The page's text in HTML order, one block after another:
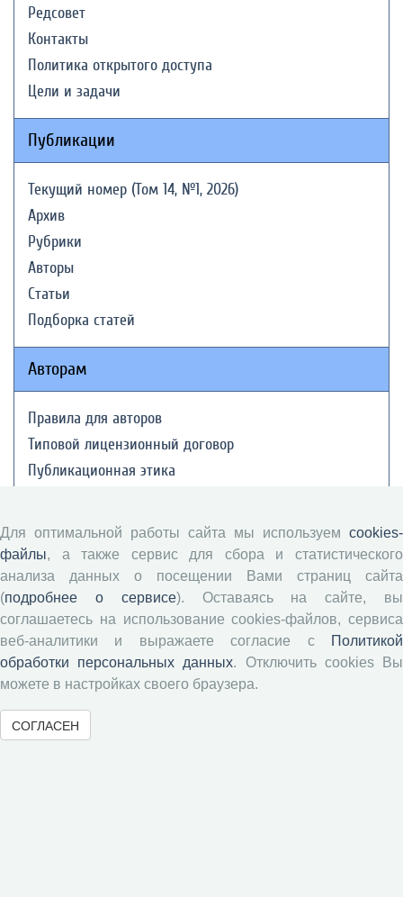
Редсовет
Контакты
Политика открытого доступа
Цели и задачи
Публикации
Текущий номер (Том 14, №1, 2026)
Архив
Рубрики
Авторы
Статьи
Подборка статей
Авторам
Правила для авторов
Типовой лицензионный договор
Публикационная этика
Авторские права
Рецензентам
Памятка рецензенту
Положение о рецензировании
Форма рецензии
Журналы ВолНЦ РАН
Для оптимальной работы сайта мы используем cookies-
файлы, а также сервис для сбора и статистического
анализа данных о посещении Вами страниц сайта
(подробнее о сервисе). Оставаясь на сайте, вы
соглашаетесь на использование cookies-файлов, сервиса
веб-аналитики и выражаете согласие с
Политикой
обработки персональных данных. Отключить cookies Вы
можете в настройках своего браузера.
СОГЛАСЕН